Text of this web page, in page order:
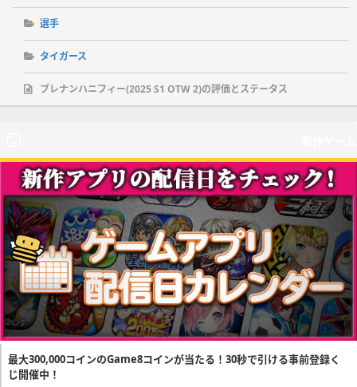
選手
タイガース
ブレナンハニフィー(2025 S1 OTW 2)の評価とステータス
最大300,000コインのGame8コインが当たる！30秒で引ける事前登録く
じ開催中！